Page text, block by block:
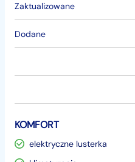
Zaktualizowane
Dodane
KOMFORT
elektryczne lusterka